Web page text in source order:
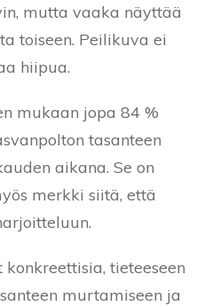
mutta vaaka näyttää
toiseen. Peilikuva ei
hiipua.
mukaan jopa 84 %
tasanteen
aikana. Se on
merkki siitä, että
tieteeseen
murtamiseen ja